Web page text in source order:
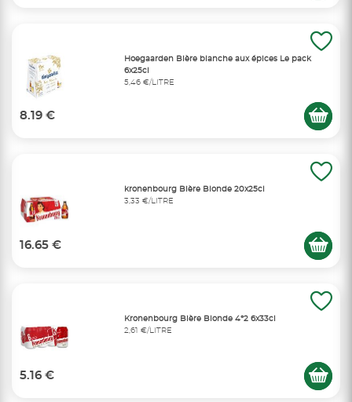
Hoegaarden Bière blanche aux épices Le pack
6x25cl
5,46 €/LITRE
8.19 €
kronenbourg Bière Blonde 20x25cl
3,33 €/LITRE
16.65 €
Kronenbourg Bière Blonde 4°2 6x33cl
2,61 €/LITRE
5.16 €